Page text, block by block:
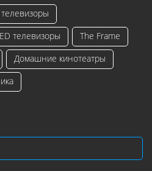
телевизоры
The Frame
Домашние кинотеатры